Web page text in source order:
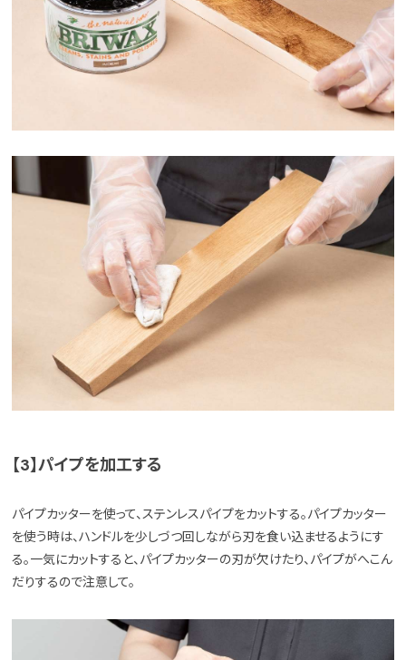
【3】パイプを加工する
パイプカッターを使って、ステンレスパイプをカットする。パイプカッター
を使う時は、ハンドルを少しづつ回しながら刃を食い込ませるようにす
る。一気にカットすると、パイプカッターの刃が欠けたり、パイプがへこん
だりするので注意して。